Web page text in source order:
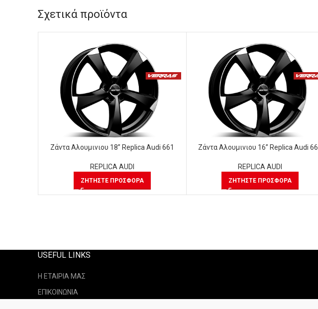
Σχετικά προϊόντα
Ζάντα Αλουμινιου 18” Replica Audi 661
REPLICA AUDI
ΖΗΤΉΣΤΕ ΠΡΟΣΦΟΡΆ
Ζάντα Αλουμινιου 16” Replica Audi
REPLICA AUDI
ΖΗΤΉΣΤΕ ΠΡΟΣΦΟΡΆ
USEFUL LINKS
Η ΕΤΑΙΡΙΑ ΜΑΣ
ΕΠΙΚΟΙΝΩΝΙΑ